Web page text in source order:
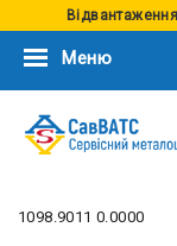
Меню
1098.9011 0.0000